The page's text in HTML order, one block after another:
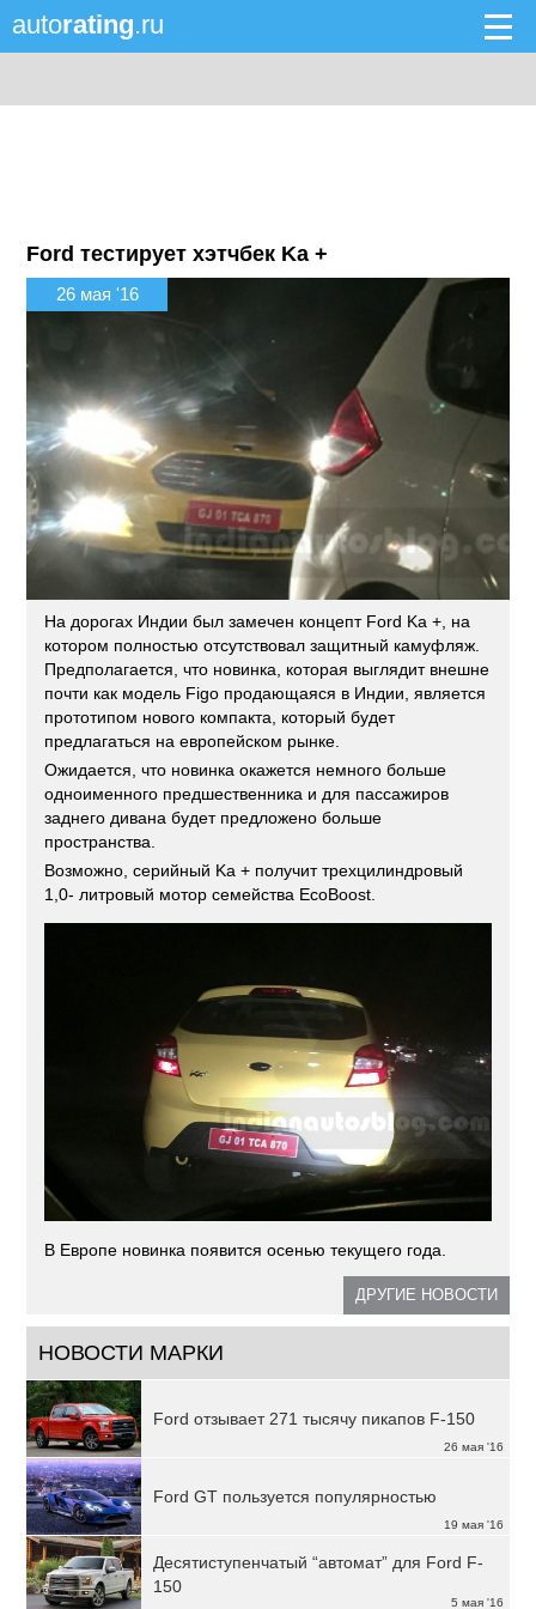
autorating.ru
Ford тестирует хэтчбек Ka +
26 мая '16
На дорогах Индии был замечен концепт Ford Ka +, на
котором полностью отсутствовал защитный камуфляж.
Предполагается, что новинка, которая выглядит внешне
почти как модель Figo продающаяся в Индии, является
прототипом нового компакта, который будет
предлагаться на европейском рынке.
Ожидается, что новинка окажется немного больше
одноименного предшественника и для пассажиров
заднего дивана будет предложено больше
пространства.
Возможно, серийный Ka + получит трехцилиндровый
1,0- литровый мотор семейства EcoBoost.
В Европе новинка появится осенью текущего года.
ДРУГИЕ НОВОСТИ
НОВОСТИ МАРКИ
26 мая '16
Ford отзывает 271 тысячу пикапов F-150
19 мая '16
Ford GT пользуется популярностью
5 мая '16
Десятиступенчатый “автомат” для Ford F-
150